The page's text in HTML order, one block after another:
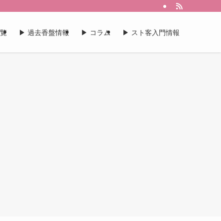
▶︎ 過去香盤情報 ▶︎ コラム ▶︎ スト客入門情報